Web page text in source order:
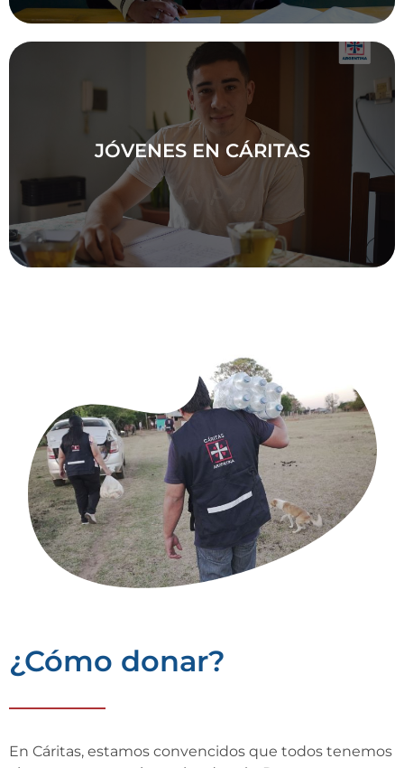
JÓVENES EN CÁRITAS
JÓVENES EN CÁRITAS
Conoce el trabajo que hacemos desde Cáritas
Bahía Blanca
¿Cómo donar?
En Cáritas, estamos convencidos que todos tenemos